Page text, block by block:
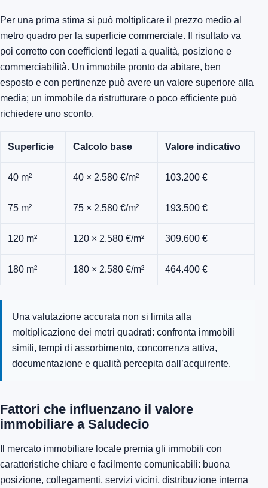
Per una prima stima si può moltiplicare il prezzo medio al
metro quadro per la superficie commerciale. Il risultato va
poi corretto con coefficienti legati a qualità, posizione e
commerciabilità. Un immobile pronto da abitare, ben
esposto e con pertinenze può avere un valore superiore alla
media; un immobile da ristrutturare o poco efficiente può
richiedere uno sconto.
Superficie Calcolo base Valore indicativo
40 m² 40 × 2.580 €/m² 103.200 €
75 m² 75 × 2.580 €/m² 193.500 €
120 m² 120 × 2.580 €/m² 309.600 €
180 m² 180 × 2.580 €/m² 464.400 €
Una valutazione accurata non si limita alla
moltiplicazione dei metri quadrati: confronta immobili
simili, tempi di assorbimento, concorrenza attiva,
documentazione e qualità percepita dall’acquirente.
Fattori che influenzano il valore
immobiliare a Saludecio
Il mercato immobiliare locale premia gli immobili con
caratteristiche chiare e facilmente comunicabili: buona
posizione, collegamenti, servizi vicini, distribuzione interna